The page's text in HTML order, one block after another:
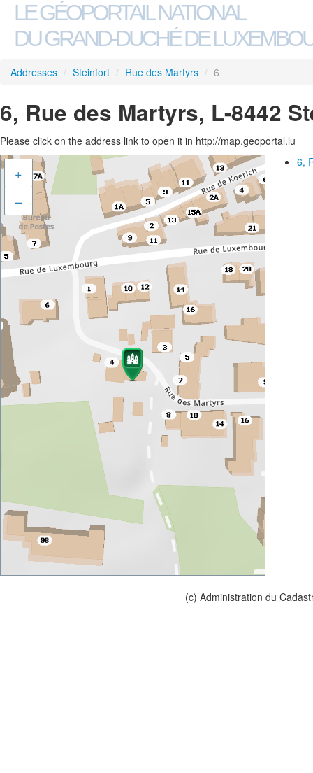
LE GÉOPORTAIL NATIONAL
DU GRAND-DUCHÉ DE
Addresses / Steinfort / Rue des Martyrs / 6
6, Rue des Martyrs, L-8442
Please click on the address link to open it in http://map.geoportal.lu
+
–
6,
(c) Administration du